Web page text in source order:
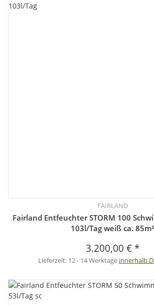
FAIRLAND
Fairland Entfeuchter STORM 100
103l/Tag weiß ca. 85m²
3.200,00 € *
Lieferzeit: 12 - 14 Werktage innerhalb